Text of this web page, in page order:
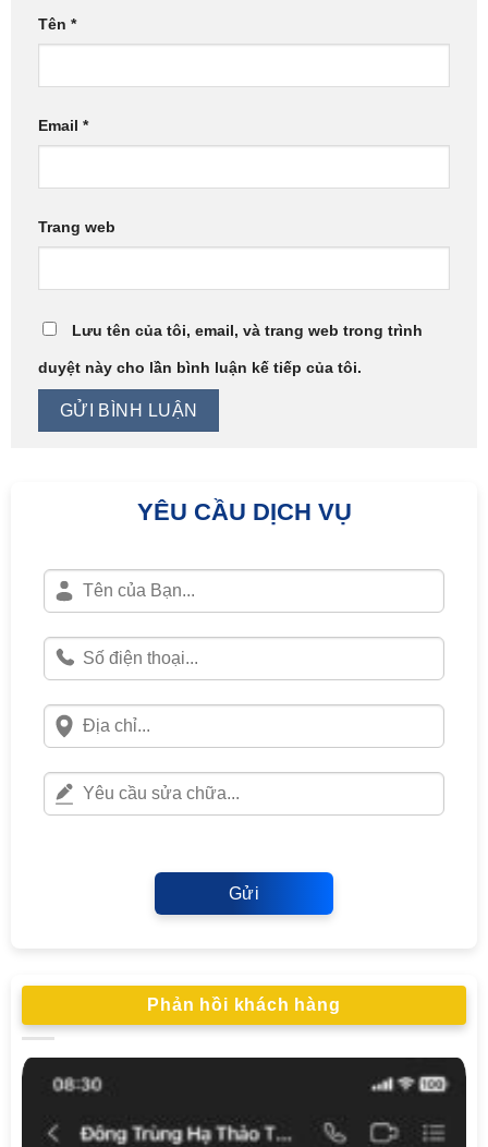
Tên *
Email *
Trang web
Lưu tên của tôi, email, và trang web trong trình
duyệt này cho lần bình luận kế tiếp của tôi.
YÊU CẦU DỊCH VỤ
Gửi
Phản hồi khách hàng